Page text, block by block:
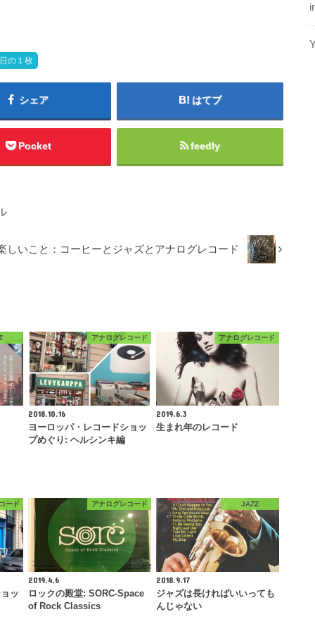
の１枚
シェア はてブ
Pocket feedly
しいこと：コーヒーとジャズとアナログレコード
アナログレコード
2018.10.16
ヨーロッパ・レコードショッ
プめぐり: ヘルシンキ編
アナログレコード
2019.6.3
生まれ年のレコード
ード
ッ
アナログレコード
2019.4.6
ロックの殿堂: SORC-Space
of Rock Classics
JAZZ
2018.9.17
ジャズは長ければいいっても
んじゃない